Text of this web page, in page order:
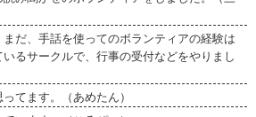
だ、手話を使ってのボランティアの経験は
るサークルで、行事の受付などをやりまし
てます。（あめたん）